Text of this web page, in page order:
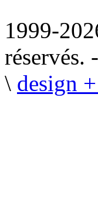
1999-
réservés. -
\ design